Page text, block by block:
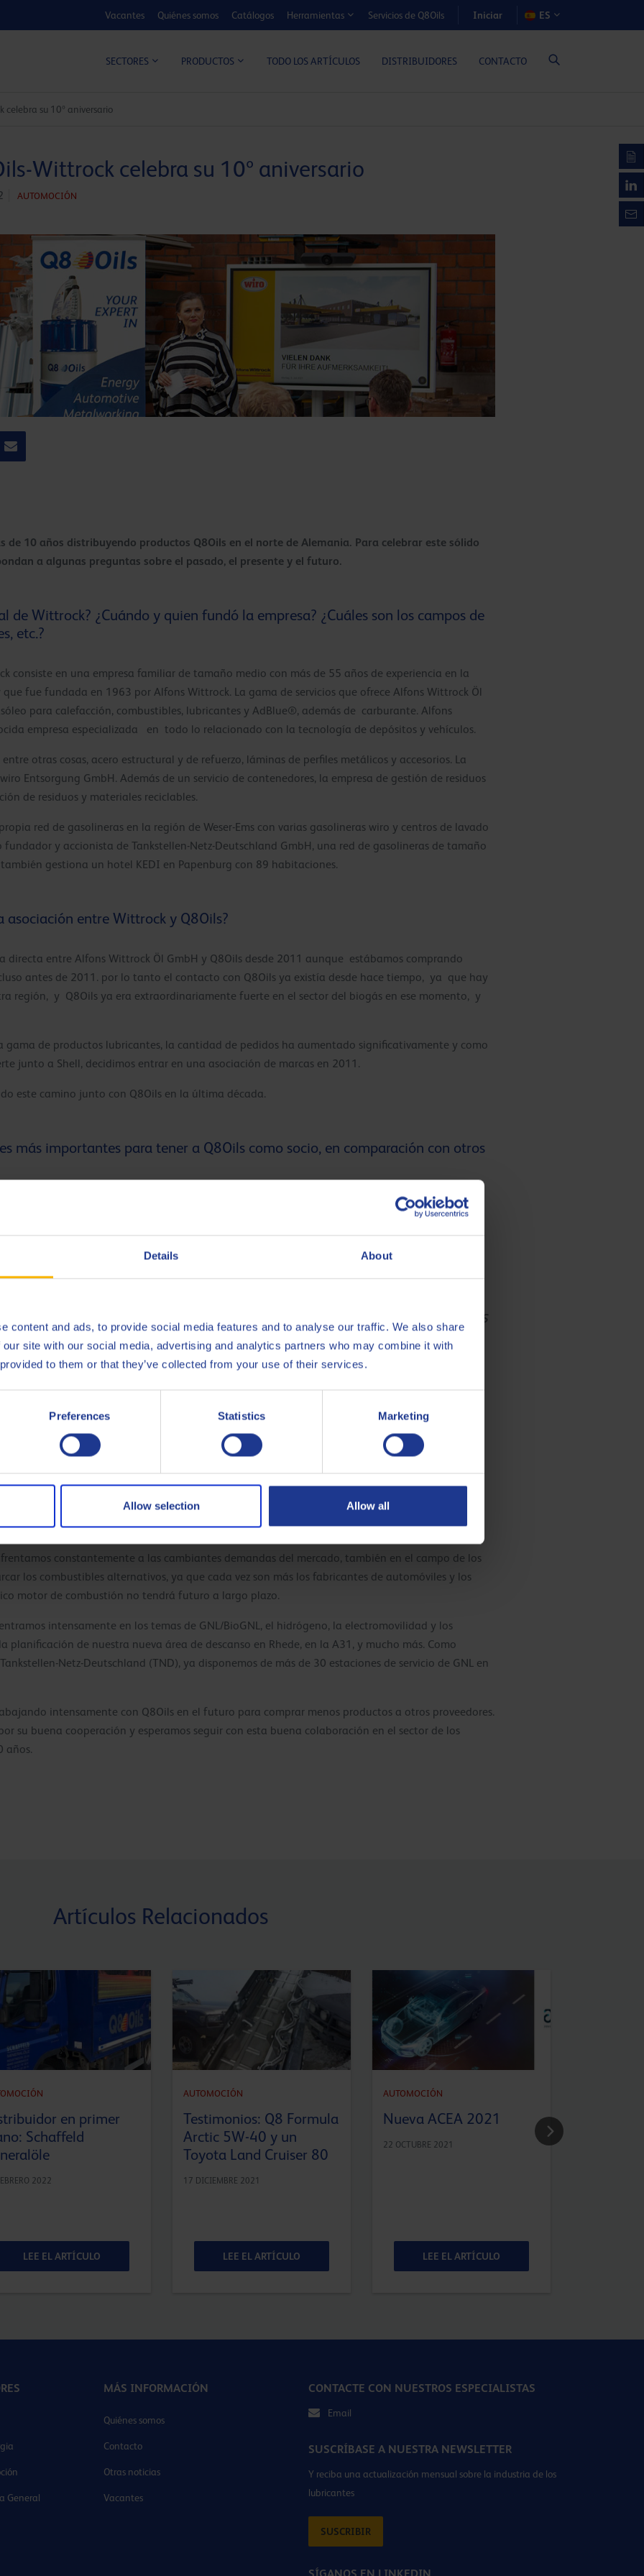
Details About
content and ads, to provide social media features and to analyse our traffic. We also share
site with our social media, advertising and analytics partners who may combine it with
to them or that they’ve collected from your use of their services.
Preferences Statistics Marketing
Allow selection Allow all
Vacantes Quiénes somos Catálogos Herramientas Servicios de Q8Oils Iniciar ES
SECTORES PRODUCTOS TODO LOS ARTÍCULOS DISTRIBUIDORES CONTACTO
celebra su 10º aniversario
Wittrock celebra su 10º aniversario
AUTOMOCIÓN
de 10 años distribuyendo productos Q8Oils en el norte de Alemania. Para celebrar este sólido
a algunas preguntas sobre el pasado, el presente y el futuro.
de Wittrock? ¿Cuándo y quien fundó la empresa? ¿Cuáles son los campos de
etc.?
consiste en una empresa familiar de tamaño medio con más de 55 años de experiencia en la
fue fundada en 1963 por Alfons Wittrock. La gama de servicios que ofrece Alfons Wittrock Öl
para calefacción, combustibles, lubricantes y AdBlue®, además de carburante. Alfons
empresa especializada en todo lo relacionado con la tecnología de depósitos y vehículos.
otras cosas, acero estructural y de refuerzo, láminas de perfiles metálicos y accesorios. La
Entsorgung GmbH. Además de un servicio de contenedores, la empresa de gestión de residuos
de residuos y materiales reciclables.
red de gasolineras en la región de Weser-Ems con varias gasolineras wiro y centros de lavado
fundador y accionista de Tankstellen-Netz-Deutschland GmbH, una red de gasolineras de tamaño
gestiona un hotel KEDI en Papenburg con 89 habitaciones.
asociación entre Wittrock y Q8Oils?
directa entre Alfons Wittrock Öl GmbH y Q8Oils desde 2011 aunque estábamos comprando
antes de 2011. por lo tanto el contacto con Q8Oils ya existía desde hace tiempo, ya que hay
región, y Q8Oils ya era extraordinariamente fuerte en el sector del biogás en ese momento, y
gama de productos lubricantes, la cantidad de pedidos ha aumentado significativamente y como
junto a Shell, decidimos entrar en una asociación de marcas en 2011.
este camino junto con Q8Oils en la última década.
más importantes para tener a Q8Oils como socio, en comparación con otros
muy amplia y en el sector del lubricante . El soporte técnico de Q8Oils es excelente y
y las actividades de marketing como socio de la marca Q8Oils. Si es necesario un
Q8Oils desarrollará un producto para Para ella. Como socio de marca, estamos implicados
respalda nuestros esfuerzos de marketing.
es excelente y podemos influir en la gama de productos y las
de marketing como socio de la marca Q8Oils.»
de formación realizado durante varios días en Amberes y de las conferencias de
de Wittrock? ¿Qué estrategia o planes tienen previstos?
constantemente a las cambiantes demandas del mercado, también en el campo de los
los combustibles alternativos, ya que cada vez son más los fabricantes de automóviles y los
motor de combustión no tendrá futuro a largo plazo.
intensamente en los temas de GNL/BioGNL, el hidrógeno, la electromovilidad y los
planificación de nuestra nueva área de descanso en Rhede, en la A31, y mucho más. Como
Netz-Deutschland (TND), ya disponemos de más de 30 estaciones de servicio de GNL en
intensamente con Q8Oils en el futuro para comprar menos productos a otros proveedores.
su buena cooperación y esperamos seguir con esta buena colaboración en el sector de los
años.
Artículos Relacionados
en primer
Schaffeld
2022
LEE EL ARTÍCULO
AUTOMOCIÓN
Testimonios: Q8 Formula
Arctic 5W-40 y un
Toyota Land Cruiser 80
17 DICIEMBRE 2021
LEE EL ARTÍCULO
AUTOMOCIÓN
Nueva ACEA 2021
22 OCTUBRE 2021
LEE EL ARTÍCULO
General
MÁS INFORMACIÓN
Quiénes somos
Contacto
Otras noticias
Vacantes
CONTACTE CON NUESTROS ESPECIALISTAS
Email
SUSCRÍBASE A NUESTRA NEWSLETTER
Y reciba una actualización mensual sobre la industria de los
lubricantes
SUSCRIBIR
SÍGANOS EN LINKEDIN